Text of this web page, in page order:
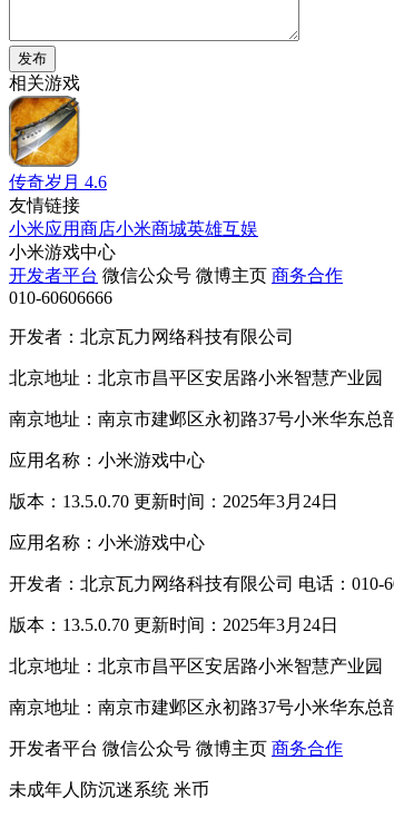
发布
相关游戏
传奇岁月 4.6
友情链接
小米应用商店小米商城英雄互娱
小米游戏中心
开发者平台 微信公众号 微博主页 商务合作
010-60606666
开发者：北京瓦力网络科技有限公司
北京地址：北京市昌平区安居路小米智慧产业园
南京地址：南京市建邺区永初路37号小米华东总
应用名称：小米游戏中心
版本：13.5.0.70 更新时间：2025年3月24日
应用名称：小米游戏中心
开发者：北京瓦力网络科技有限公司 电话：010-
版本：13.5.0.70 更新时间：2025年3月24日
北京地址：北京市昌平区安居路小米智慧产业园
南京地址：南京市建邺区永初路37号小米华东总
开发者平台 微信公众号 微博主页 商务合作
未成年人防沉迷系统 米币